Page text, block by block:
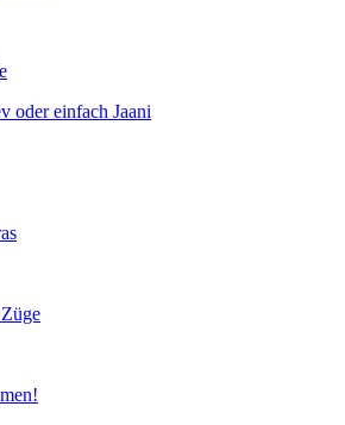
oder einfach Jaani